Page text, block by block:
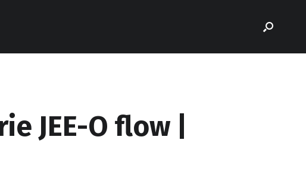
JEE-O flow |